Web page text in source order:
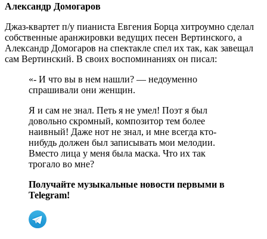
Александр Домогаров
Джаз-квартет п/у пианиста Евгения Борца хитроумно сделал
собственные аранжировки ведущих песен Вертинского, а
Александр Домогаров на спектакле спел их так, как завещал
сам Вертинский. В своих воспоминаниях он писал:
«- И что вы в нем нашли? — недоуменно
спрашивали они женщин.
Я и сам не знал. Петь я не умел! Поэт я был
довольно скромный, композитор тем более
наивный! Даже нот не знал, и мне всегда кто-
нибудь должен был записывать мои мелодии.
Вместо лица у меня была маска. Что их так
трогало во мне?
Получайте музыкальные новости первыми в
Telegram!